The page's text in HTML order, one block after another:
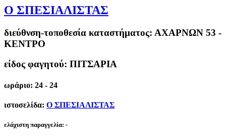
Ο ΣΠΕΣΙΑΛΙΣΤΑΣ
διεύθνση-τοποθεσία καταστήματος: ΑΧΑΡΝΩΝ 53 -
ΚΕΝΤΡΟ
είδος φαγητού: ΠΙΤΣΑΡΙΑ
ωράριο: 24 - 24
ιστοσελίδα: Ο ΣΠΕΣΙΑΛΙΣΤΑΣ
ελάχιστη παραγγελία: -